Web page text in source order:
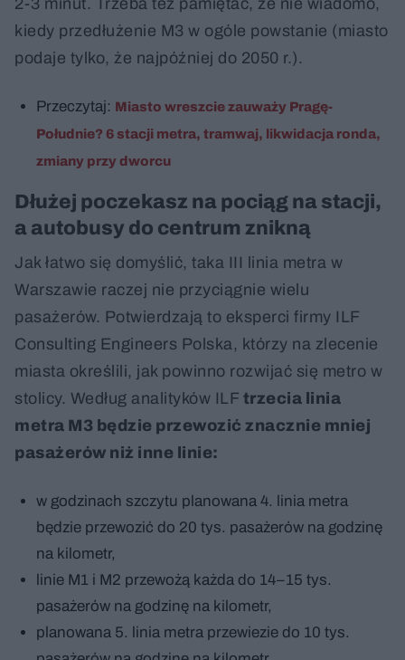
kiedy przedłużenie M3 w ogóle powstanie (miasto
podaje tylko, że najpóźniej do 2050 r.).
Przeczytaj: Miasto wreszcie zauważy Pragę-
Południe? 6 stacji metra, tramwaj, likwidacja ronda,
zmiany przy dworcu
Dłużej poczekasz na pociąg na stacji,
a autobusy do centrum znikną
Jak łatwo się domyślić, taka III linia metra w
Warszawie raczej nie przyciągnie wielu
pasażerów. Potwierdzają to eksperci firmy ILF
Consulting Engineers Polska, którzy na zlecenie
miasta określili, jak powinno rozwijać się metro w
stolicy. Według analityków ILF trzecia linia
metra M3 będzie przewozić znacznie mniej
pasażerów niż inne linie:
w godzinach szczytu planowana 4. linia metra
będzie przewozić do 20 tys. pasażerów na godzinę
na kilometr,
linie M1 i M2 przewożą każda do 14–15 tys.
pasażerów na godzinę na kilometr,
planowana 5. linia metra przewiezie do 10 tys.